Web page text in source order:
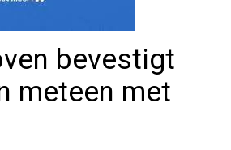
bevestigt
meteen met